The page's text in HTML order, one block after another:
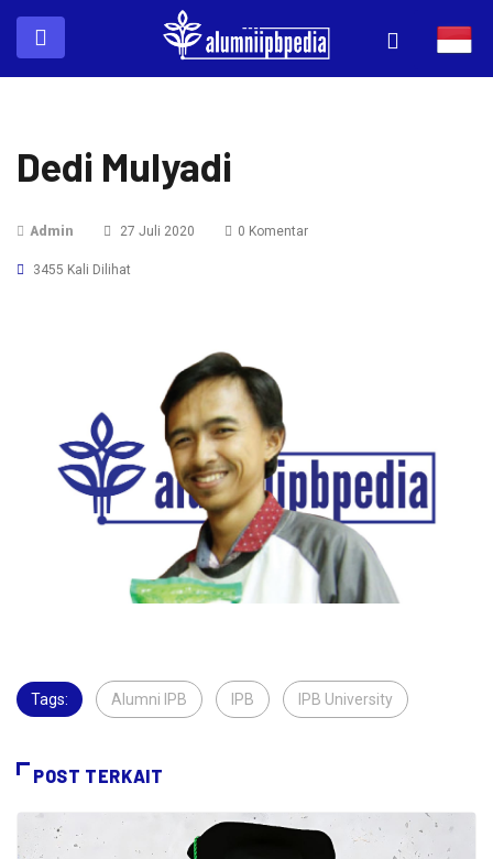
Dedi Mulyadi
Admin 27 Juli 2020 0 Komentar
3455 Kali Dilihat
Tags: Alumni IPB IPB IPB University
POST TERKAIT